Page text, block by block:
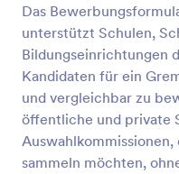
Das
unterstützt Schulen,
Bildungseinrichtungen
Kandidaten für ein
und vergleichbar zu
öffentliche und private
sammeln möchten,